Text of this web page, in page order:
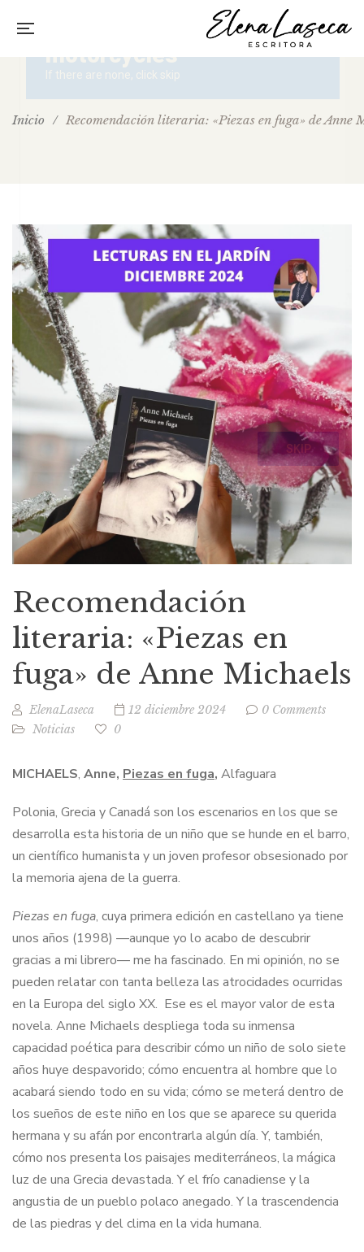
Inicio / Recomendación literaria: «Piezas en fuga» de Anne
Recomendación
literaria: «Piezas en
fuga» de Anne Michaels
ElenaLaseca 12 diciembre 2024
0 Comments
Noticias
0
MICHAELS, Anne, Piezas en fuga, Alfaguara
Polonia, Grecia y Canadá son los escenarios en los que se
desarrolla esta historia de un niño que se hunde en el barro,
un científico humanista y un joven profesor obsesionado por
la memoria ajena de la guerra.
Piezas en fuga, cuya primera edición en castellano ya tiene
unos años (1998) —aunque yo lo acabo de descubrir
gracias a mi librero— me ha fascinado. En mi opinión, no se
pueden relatar con tanta belleza las atrocidades ocurridas
en la Europa del siglo XX. Ese es el mayor valor de esta
novela. Anne Michaels despliega toda su inmensa
capacidad poética para describir cómo un niño de solo siete
años huye despavorido; cómo encuentra al hombre que lo
acabará siendo todo en su vida; cómo se meterá dentro de
los sueños de este niño en los que se aparece su querida
hermana y su afán por encontrarla algún día. Y, también,
cómo nos presenta los paisajes mediterráneos, la mágica
luz de una Grecia devastada. Y el frío canadiense y la
angustia de un pueblo polaco anegado. Y la trascendencia
de las piedras y del clima en la vida humana.